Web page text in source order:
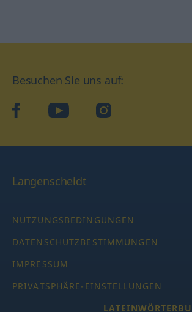
Besuchen Sie uns auf:
facebookYouTube Instagram
Langenscheidt
NUTZUNGSBEDINGUNGEN
DATENSCHUTZBESTIMMUNGEN
IMPRESSUM
PRIVATSPHÄRE-EINSTELLUNGEN